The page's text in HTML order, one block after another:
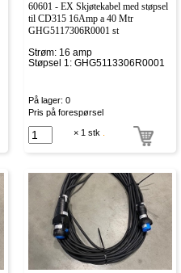
60601 - EX Skjøtekabel med støpsel
til CD315 16Amp a 40 Mtr
GHG5117306R0001 st
Strøm: 16 amp
Støpsel 1: GHG5113306R0001
På lager: 0
Pris på forespørsel
× 1 stk